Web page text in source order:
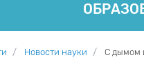
Новости науки С дымом